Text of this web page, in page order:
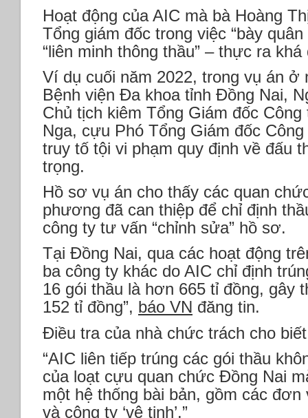
Hoạt động của AIC mà bà Hoàng
Tổng giám đốc trong việc “bày
“liên minh thông thầu” – thực ra
Ví dụ cuối năm 2022, trong vụ án ở
Bệnh viện Đa khoa tỉnh Đồng Nai,
Chủ tịch kiêm Tổng Giám đốc
Nga, cựu Phó Tổng Giám đốc
truy tố tội vi phạm quy định về đấu
trọng.
Hồ sơ vụ án cho thấy các quan
phương đã can thiệp để chỉ định
công ty tư vấn “chỉnh sửa” hồ sơ.
Tại Đồng Nai, qua các hoạt động
ba công ty khác do AIC chỉ định
16 gói thầu là hơn 665 tỉ đồng, gây
152 tỉ đồng”, báo VN đăng tin.
Điều tra của nhà chức trách cho
“AIC liên tiếp trúng các gói thầu
của loạt cựu quan chức Đồng Nai
một hệ thống bài bản, gồm các
và công ty ‘vệ tinh’.”